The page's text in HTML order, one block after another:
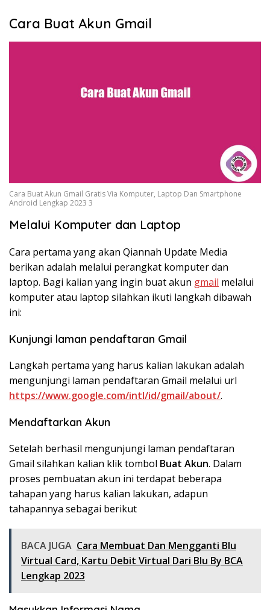
Cara Buat Akun Gmail
Cara Buat Akun Gmail Gratis Via Komputer, Laptop Dan Smartphone
Android Lengkap 2023 3
Melalui Komputer dan Laptop
Cara pertama yang akan Qiannah Update Media
berikan adalah melalui perangkat komputer dan
laptop. Bagi kalian yang ingin buat akun gmail melalui
komputer atau laptop silahkan ikuti langkah dibawah
ini:
Kunjungi laman pendaftaran Gmail
Langkah pertama yang harus kalian lakukan adalah
mengunjungi laman pendaftaran Gmail melalui url
https://www.google.com/intl/id/gmail/about/.
Mendaftarkan Akun
Setelah berhasil mengunjungi laman pendaftaran
Gmail silahkan kalian klik tombol Buat Akun. Dalam
proses pembuatan akun ini terdapat beberapa
tahapan yang harus kalian lakukan, adapun
tahapannya sebagai berikut
BACA JUGA Cara Membuat Dan Mengganti Blu
Virtual Card, Kartu Debit Virtual Dari Blu By BCA
Lengkap 2023